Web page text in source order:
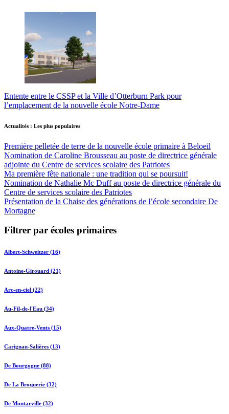
Entente entre le CSSP et la Ville d’Otterburn Park pour
l’emplacement de la nouvelle école Notre-Dame
Actualités : Les plus populaires
Première pelletée de terre de la nouvelle école primaire à Beloeil
Nomination de Caroline Brousseau au poste de directrice générale
adjointe du Centre de services scolaire des Patriotes
Ma première fête nationale : une tradition qui se poursuit!
Nomination de Nathalie Mc Duff au poste de directrice générale du
Centre de services scolaire des Patriotes
Présentation de la Chaise des générations de l’école secondaire De
Mortagne
Filtrer par écoles primaires
Albert-Schweitzer (16)
Antoine-Girouard (21)
Arc-en-ciel (22)
Au-Fil-de-l'Eau (34)
Aux-Quatre-Vents (15)
Carignan-Salières (13)
De Bourgogne (88)
De La Broquerie (32)
De Montarville (32)